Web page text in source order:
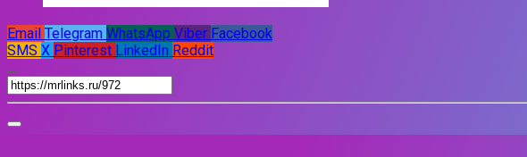
Email Telegram WhatsApp Viber Facebook
SMS X Pinterest LinkedIn Reddit